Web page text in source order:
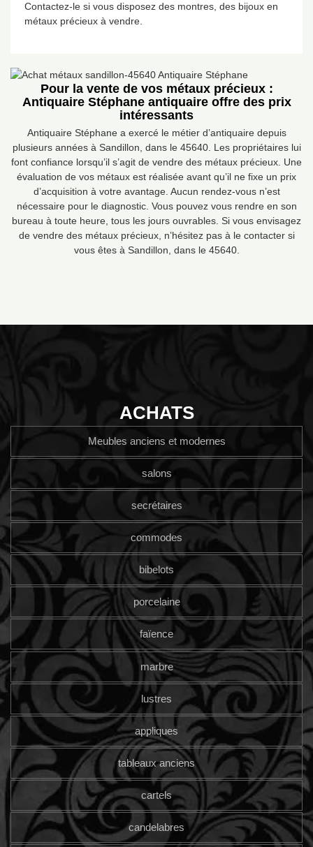
Contactez-le si vous disposez des montres, des bijoux en
métaux précieux à vendre.
Pour la vente de vos métaux précieux :
Antiquaire Stéphane antiquaire offre des prix
intéressants
Antiquaire Stéphane a exercé le métier d’antiquaire depuis
plusieurs années à Sandillon, dans le 45640. Les propriétaires lui
font confiance lorsqu’il s’agit de vendre des métaux précieux. Une
évaluation de vos métaux est réalisée avant qu’il ne fixe un prix
d’acquisition à votre avantage. Aucun rendez-vous n’est
nécessaire pour le diagnostic. Vous pouvez vous rendre en son
bureau à toute heure, tous les jours ouvrables. Si vous envisagez
de vendre des métaux précieux, n’hésitez pas à le contacter si
vous êtes à Sandillon, dans le 45640.
ACHATS
Meubles anciens et modernes
salons
secrétaires
commodes
bibelots
porcelaine
faïence
marbre
lustres
appliques
tableaux anciens
cartels
candelabres